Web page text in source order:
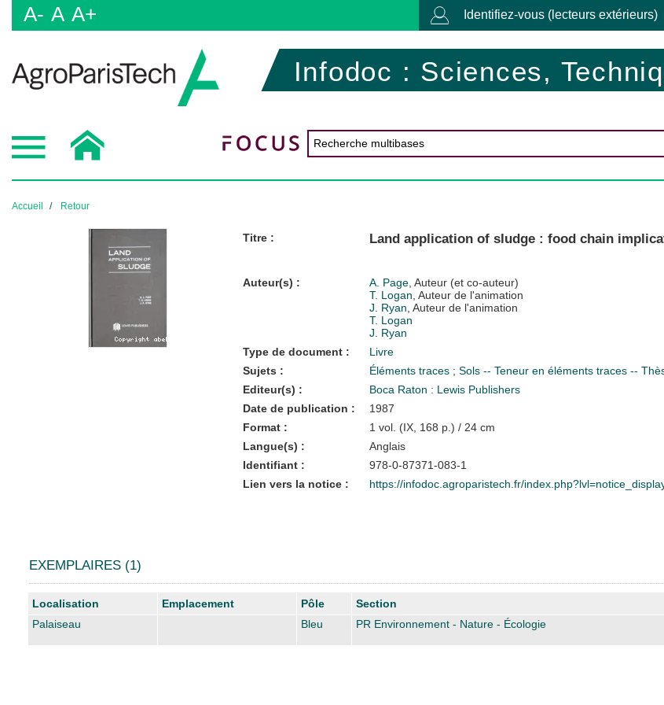
A- A A+ Identifiez-vous (lecteurs extérieurs)
Infodoc : Sciences,
Accueil Retour
Titre : Land application of sludge : food chain
Auteur(s) : A. Page, Auteur (et co-auteur)
T. Logan , Auteur de l'animation
J. Ryan , Auteur de l'animation
T. Logan
J. Ryan
Type de document :
Livre
Sujets :
Éléments traces ; Sols -- Teneur en éléments traces --
Editeur(s) :
Boca Raton : Lewis Publishers
Date de publication :
1987
Format :
1 vol. (IX, 168 p.) / 24 cm
Langue(s) :
Anglais
Identifiant :
978-0-87371-083-1
Lien vers la notice :
https://infodoc.agroparistech.fr/
EXEMPLAIRES (1)
Liste des exemplaires
Localisation Emplacement Pôle Section
Palaiseau
Bleu PR Environnement - Nature - Écologie